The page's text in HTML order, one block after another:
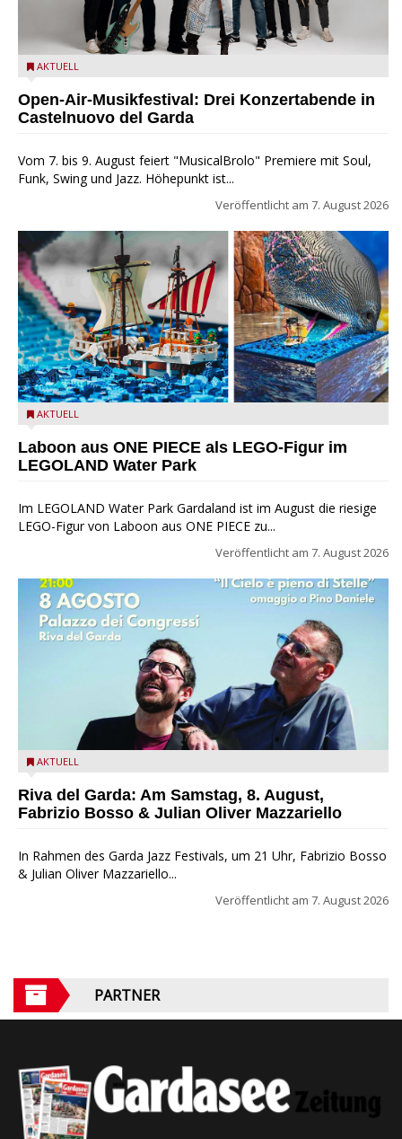
Castelnuovo del Garda: Die "Dirotta su Cuba" zu Gast beim
AKTUELL
Open-Air-Musikfestival: Drei Konzertabende in
Castelnuovo del Garda
Vom 7. bis 9. August feiert "MusicalBrolo" Premiere mit Soul,
Funk, Swing und Jazz. Höhepunkt ist...
Veröffentlicht am 7. August 2026
Laboon aus ONE PIECE als LEGO-Figur im LEGOLAND Water
AKTUELL
Laboon aus ONE PIECE als LEGO-Figur im
LEGOLAND Water Park
Im LEGOLAND Water Park Gardaland ist im August die riesige
LEGO-Figur von Laboon aus ONE PIECE zu...
Veröffentlicht am 7. August 2026
Fabrizio Bosso & Julian Oliver Mazzariello zu Gast beim Garda
AKTUELL
Riva del Garda: Am Samstag, 8. August,
Fabrizio Bosso & Julian Oliver Mazzariello
In Rahmen des Garda Jazz Festivals, um 21 Uhr, Fabrizio Bosso
& Julian Oliver Mazzariello...
Veröffentlicht am 7. August 2026
PARTNER